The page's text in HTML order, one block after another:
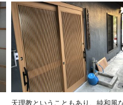
天理教ということもあり、純和風